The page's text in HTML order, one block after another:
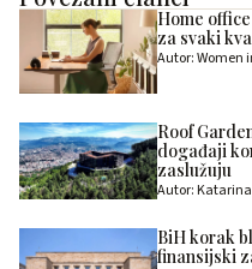
Home
za svaki
Autor: Women
Roof
događaji
zaslužuju
Autor:
BiH korak
finansijski